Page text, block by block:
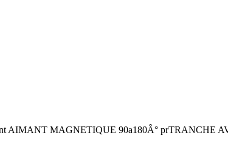
AIMANT MAGNETIQUE 90a180Â° prTRANCHE